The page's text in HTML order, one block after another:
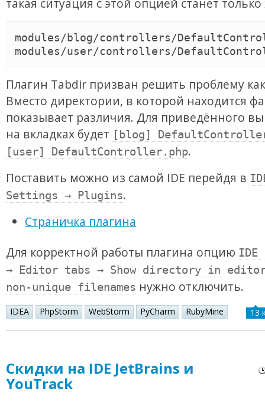
такая ситуация с этой опцией станет только
modules/blog/controllers/
Плагин Tabdir призван решить проблему
Вместо директории, в которой находится
показывает различия. Для приведённого
на вкладках будет [blog]
[user] DefaultController.php.
Поставить можно из самой IDE перейдя в
Settings → Plugins.
Страничка плагина
Для корректной работы плагина опцию
→ Editor tabs → Show directory in
non-unique filenames нужно отключить.
IDEA PhpStorm WebStorm PyCharm RubyMine 13
Скидки на IDE JetBrains и
YouTrack